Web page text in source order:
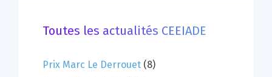
Toutes les actualités CEEIADE
Prix Marc Le Derrouet (8)